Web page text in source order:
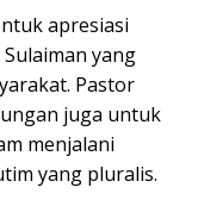
apresiasi
yang
Pastor
juga untuk
menjalani
yang pluralis.